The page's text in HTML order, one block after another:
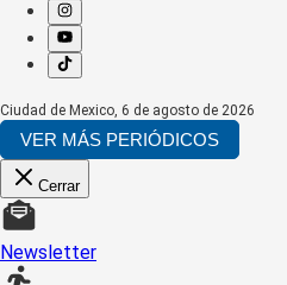
Ciudad de Mexico, 6 de agosto de 2026
VER MÁS PERIÓDICOS
Cerrar
Newsletter